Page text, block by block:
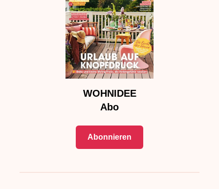
WOHNIDEE
Abo
Abonnieren